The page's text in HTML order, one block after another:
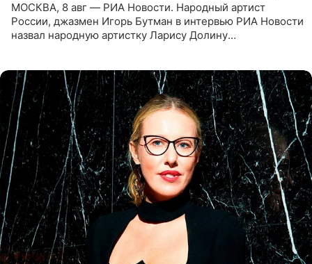
МОСКВА, 8 авг — РИА Новости. Народный артист
России, джазмен Игорь Бутман в интервью РИА Новости
назвал народную артистку Ларису Долину